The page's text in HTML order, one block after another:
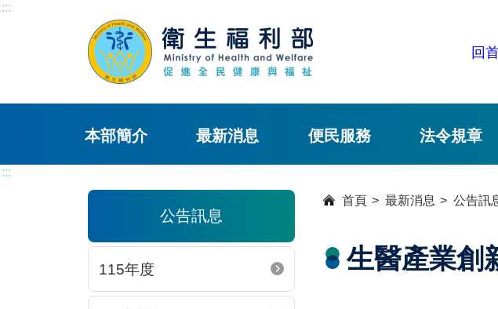
:::
回
本部簡介 最新消息 便民服務 法令規章
:::
公告訊息
115年度
首頁 最新消息 公告訊
生醫產業創